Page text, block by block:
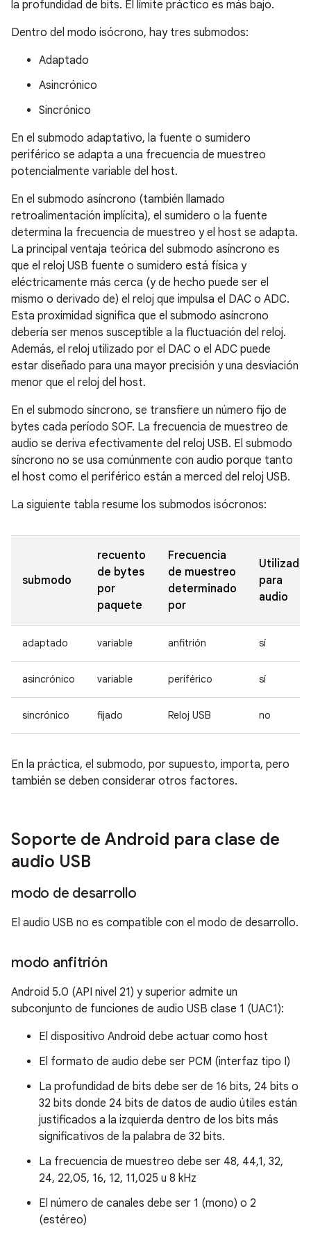
la profundidad de bits. El límite práctico es más bajo.
Dentro del modo isócrono, hay tres submodos:
Adaptado
Asincrónico
Sincrónico
En el submodo adaptativo, la fuente o sumidero
periférico se adapta a una frecuencia de muestreo
potencialmente variable del host.
En el submodo asíncrono (también llamado
retroalimentación implícita), el sumidero o la fuente
determina la frecuencia de muestreo y el host se adapta.
La principal ventaja teórica del submodo asíncrono es
que el reloj USB fuente o sumidero está física y
eléctricamente más cerca (y de hecho puede ser el
mismo o derivado de) el reloj que impulsa el DAC o ADC.
Esta proximidad significa que el submodo asíncrono
debería ser menos susceptible a la fluctuación del reloj.
Además, el reloj utilizado por el DAC o el ADC puede
estar diseñado para una mayor precisión y una desviación
menor que el reloj del host.
En el submodo síncrono, se transfiere un número fijo de
bytes cada período SOF. La frecuencia de muestreo de
audio se deriva efectivamente del reloj USB. El submodo
síncrono no se usa comúnmente con audio porque tanto
el host como el periférico están a merced del reloj USB.
La siguiente tabla resume los submodos isócronos:
submodo
recuento
de bytes
por
paquete
Frecuencia
de muestreo
determinado
por
Utilizado
para
audio
adaptado variable anfitrión sí
asincrónico variable periférico sí
sincrónico fijado Reloj USB no
En la práctica, el submodo, por supuesto, importa, pero
también se deben considerar otros factores.
Soporte de Android para clase de
audio USB
modo de desarrollo
El audio USB no es compatible con el modo de desarrollo.
modo anfitrión
Android 5.0 (API nivel 21) y superior admite un
subconjunto de funciones de audio USB clase 1 (UAC1):
El dispositivo Android debe actuar como host
El formato de audio debe ser PCM (interfaz tipo I)
La profundidad de bits debe ser de 16 bits, 24 bits o
32 bits donde 24 bits de datos de audio útiles están
justificados a la izquierda dentro de los bits más
significativos de la palabra de 32 bits.
La frecuencia de muestreo debe ser 48, 44,1, 32,
24, 22,05, 16, 12, 11,025 u 8 kHz
El número de canales debe ser 1 (mono) o 2
(estéreo)